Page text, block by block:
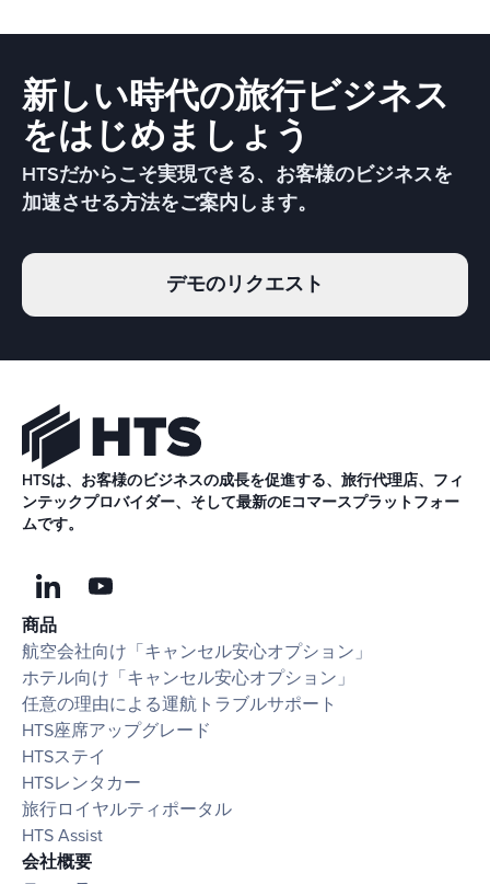
新しい時代の旅行ビジネス
をはじめましょう
HTSだからこそ実現できる、お客様のビジネスを
加速させる方法をご案内します。
デモのリクエスト
HTSは、お客様のビジネスの成長を促進する、旅行代理店、フィ
ンテックプロバイダー、そして最新のEコマースプラットフォー
ムです。
商品
航空会社向け「キャンセル安心オプション」
ホテル向け「キャンセル安心オプション」
任意の理由による運航トラブルサポート
HTS座席アップグレード
HTSステイ
HTSレンタカー
旅行ロイヤルティポータル
HTS Assist
会社概要